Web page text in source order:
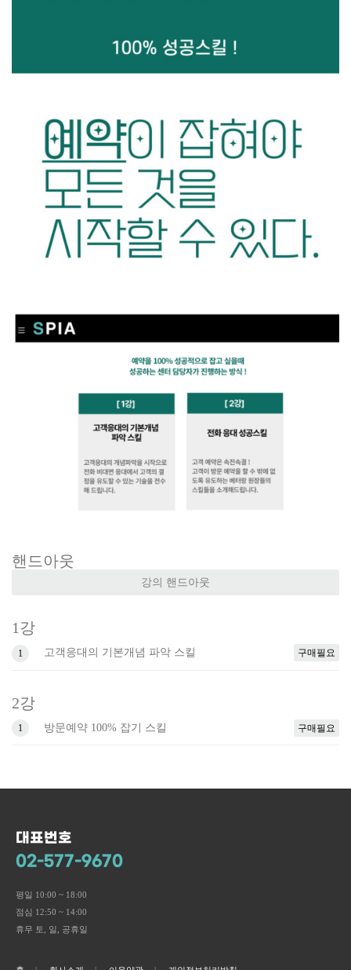
핸드아웃
강의 핸드아웃
1강
1 고객응대의 기본개념 파악 스킬 구매필요
2강
1 방문예약 100% 잡기 스킬 구매필요
대표번호
02-577-9670
평일 10:00 ~ 18:00
점심 12:50 ~ 14:00
휴무 토, 일, 공휴일